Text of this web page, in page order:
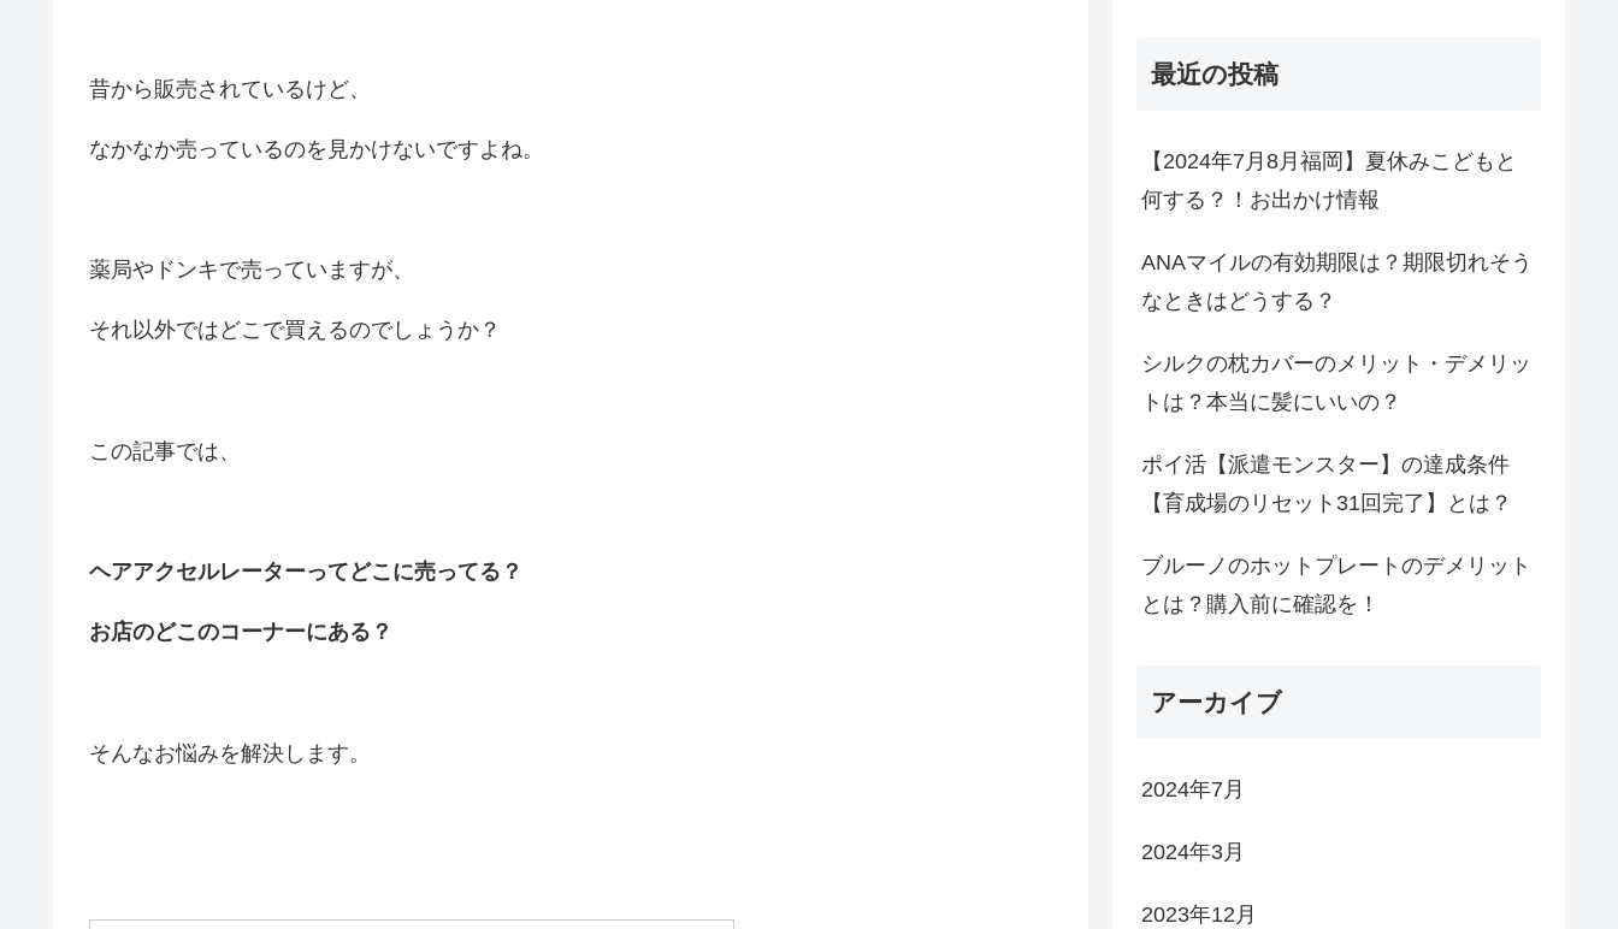
昔から販売されているけど、
なかなか売っているのを見かけないですよね。
薬局やドンキで売っていますが、
それ以外ではどこで買えるのでしょうか？
この記事では、
ヘアアクセルレーターってどこに売ってる？
お店のどこのコーナーにある？
そんなお悩みを解決します。
最近の投稿
【2024年7月8月福岡】夏休みこどもと
何する？！お出かけ情報
ANAマイルの有効期限は？期限切れそう
なときはどうする？
シルクの枕カバーのメリット・デメリッ
トは？本当に髪にいいの？
ポイ活【派遣モンスター】の達成条件
【育成場のリセット31回完了】とは？
ブルーノのホットプレートのデメリット
とは？購入前に確認を！
アーカイブ
2024年7月
2024年3月
2023年12月